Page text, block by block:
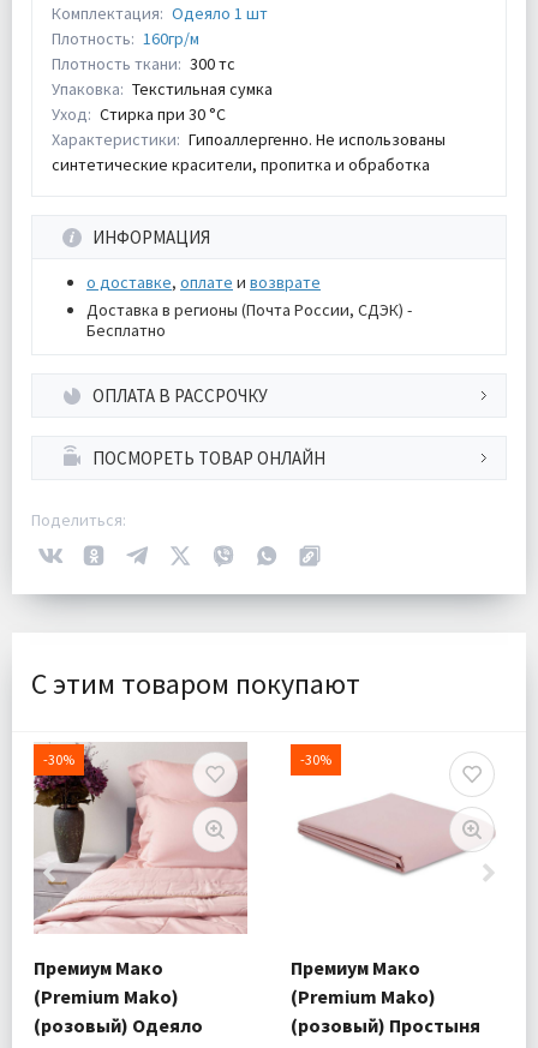
Комплектация: Одеяло 1 шт
Плотность: 160гр/м
Плотность ткани: 300 тс
Упаковка: Текстильная сумка
Уход: Стирка при 30 °С
Характеристики: Гипоаллергенно. Не использованы
синтетические красители, пропитка и обработка
ИНФОРМАЦИЯ
о доставке, оплате и возврате
Доставка в регионы (Почта России, СДЭК) -
Бесплатно
ОПЛАТА В РАССРОЧКУ
ПОСМОРЕТЬ ТОВАР ОНЛАЙН
Поделиться:
С этим товаром покупают
-30%
Премиум Мако
(Premium Mako)
(розовый) Одеяло
-30%
Премиум Мако
(Premium Mako)
(розовый) Простыня